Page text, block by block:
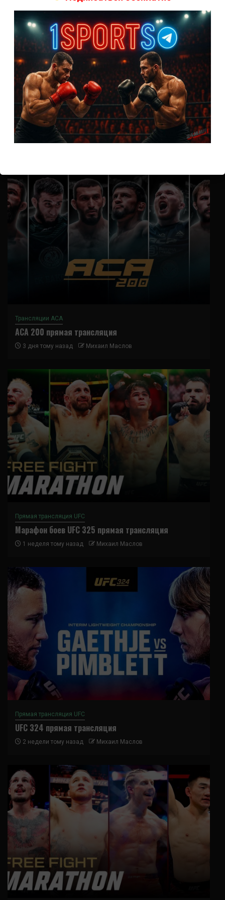
А как смотреть с ноутбука?
Анонимно кРасписание боев UFC
Кусок говна ты, существом даже нельзя ,такое как ты назвать!
АнонимнокКонор МакГрегор
УЧ
АнонимнокРэнди Браун — Николас Далби
не запускается ни один бой, реклама есть, а когда
заканчивается начинается загрузка видео длиною в жизнь.
Исправьте пожалуйста
Трансляции ACA
ACA 200 прямая трансляция
3 дня тому назад Михаил Маслов
Прямая трансляция UFC
Марафон боев UFC 325 прямая трансляция
1 неделя тому назад Михаил Маслов
Прямая трансляция UFC
UFC 324 прямая трансляция
2 недели тому назад Михаил Маслов